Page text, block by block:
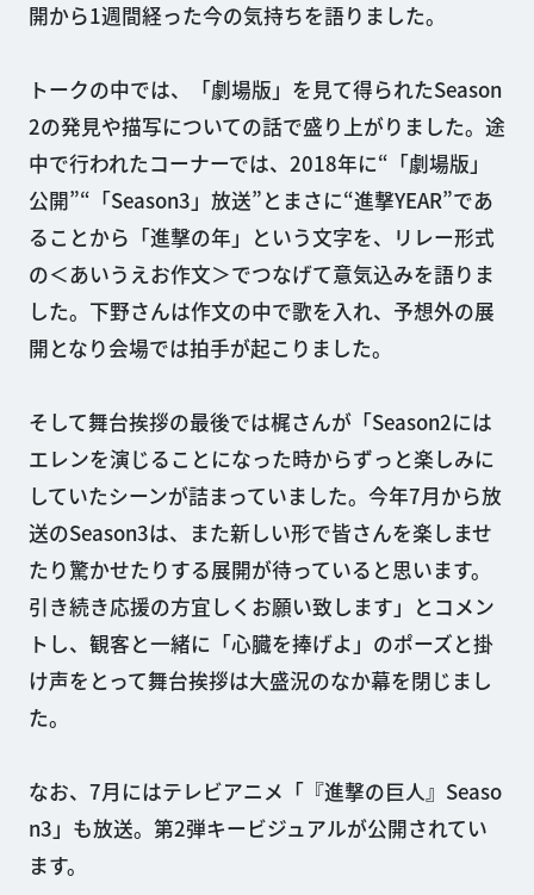
開から1週間経った今の気持ちを語りました。
トークの中では、「劇場版」を見て得られたSeason
2の発見や描写についての話で盛り上がりました。途
中で行われたコーナーでは、2018年に“「劇場版」
公開”“「Season3」放送”とまさに“進撃YEAR”であ
ることから「進撃の年」という文字を、リレー形式
の＜あいうえお作文＞でつなげて意気込みを語りま
した。下野さんは作文の中で歌を入れ、予想外の展
開となり会場では拍手が起こりました。
そして舞台挨拶の最後では梶さんが「Season2には
エレンを演じることになった時からずっと楽しみに
していたシーンが詰まっていました。今年7月から放
送のSeason3は、また新しい形で皆さんを楽しませ
たり驚かせたりする展開が待っていると思います。
引き続き応援の方宜しくお願い致します」とコメン
トし、観客と一緒に「心臓を捧げよ」のポーズと掛
け声をとって舞台挨拶は大盛況のなか幕を閉じまし
た。
なお、7月にはテレビアニメ「『進撃の巨人』Seaso
n3」も放送。第2弾キービジュアルが公開されてい
ます。